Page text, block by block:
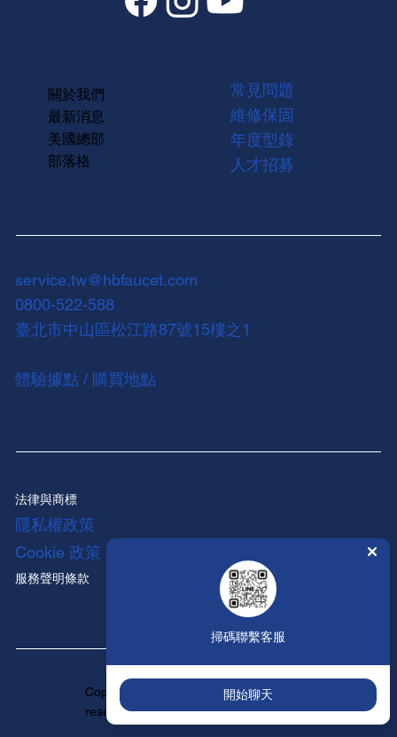
service.tw@hbfaucet.com
0800-522-588
臺北市中山區松江路87號15樓之1
體驗據點 / 購買地點
關於我們
最新消息
美國總部
部落格
常見問題
維修保固
年度型錄
人才招募
Copyright ©HUNTINGTON All rights
reserved.
法律與商標
隱私權政策
Cookie 政策
服務聲明條款
掃碼聯繫客服
開始聊天